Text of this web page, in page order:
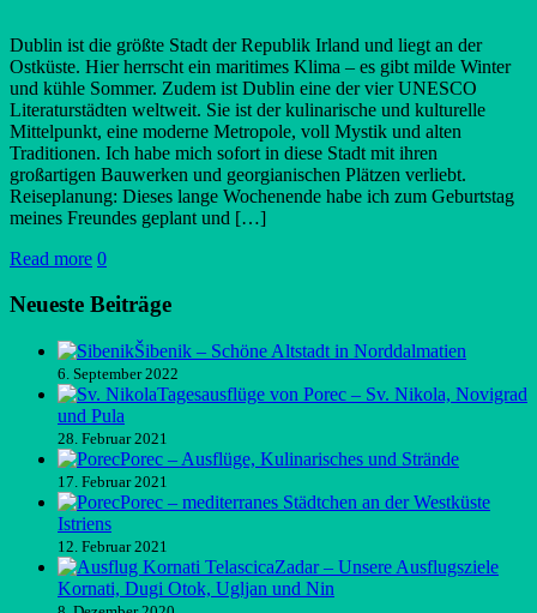
Dublin ist die größte Stadt der Republik Irland und liegt an der
Ostküste. Hier herrscht ein maritimes Klima – es gibt milde Winter
und kühle Sommer. Zudem ist Dublin eine der vier UNESCO
Literaturstädten weltweit. Sie ist der kulinarische und kulturelle
Mittelpunkt, eine moderne Metropole, voll Mystik und alten
Traditionen. Ich habe mich sofort in diese Stadt mit ihren
großartigen Bauwerken und georgianischen Plätzen verliebt.
Reiseplanung: Dieses lange Wochenende habe ich zum Geburtstag
meines Freundes geplant und […]
Read more 0
Neueste Beiträge
Šibenik – Schöne Altstadt in Norddalmatien
6. September 2022
Tagesausflüge von Porec – Sv. Nikola, Novigrad
und Pula
28. Februar 2021
Porec – Ausflüge, Kulinarisches und Strände
17. Februar 2021
Porec – mediterranes Städtchen an der Westküste
Istriens
12. Februar 2021
Zadar – Unsere Ausflugsziele
Kornati, Dugi Otok, Ugljan und Nin